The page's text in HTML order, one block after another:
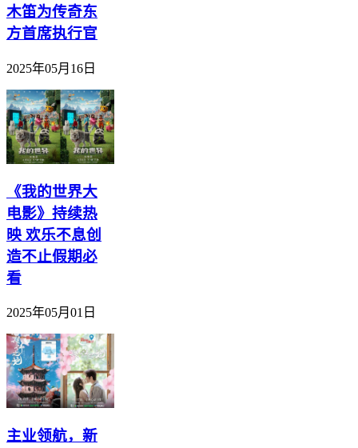
木笛为传奇东
方首席执行官
2025年05月16日
《我的世界大
电影》持续热
映 欢乐不息创
造不止假期必
看
2025年05月01日
主业领航，新